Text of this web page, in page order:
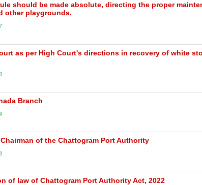
should be made absolute, directing the proper
other playgrounds.
as per High Court's directions in recovery of white
Branch
of the Chattogram Port Authority
of law of Chattogram Port Authority Act, 2022